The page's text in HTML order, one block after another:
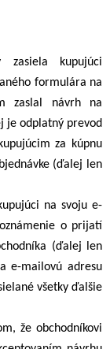
kupujúci
formulára na
zaslal návrh na
je odplatný prevod
za kúpnu
(ďalej len
na svoju e-
o prijatí
(ďalej len
e-mailovú adresu
všetky ďalšie
že obchodníkovi